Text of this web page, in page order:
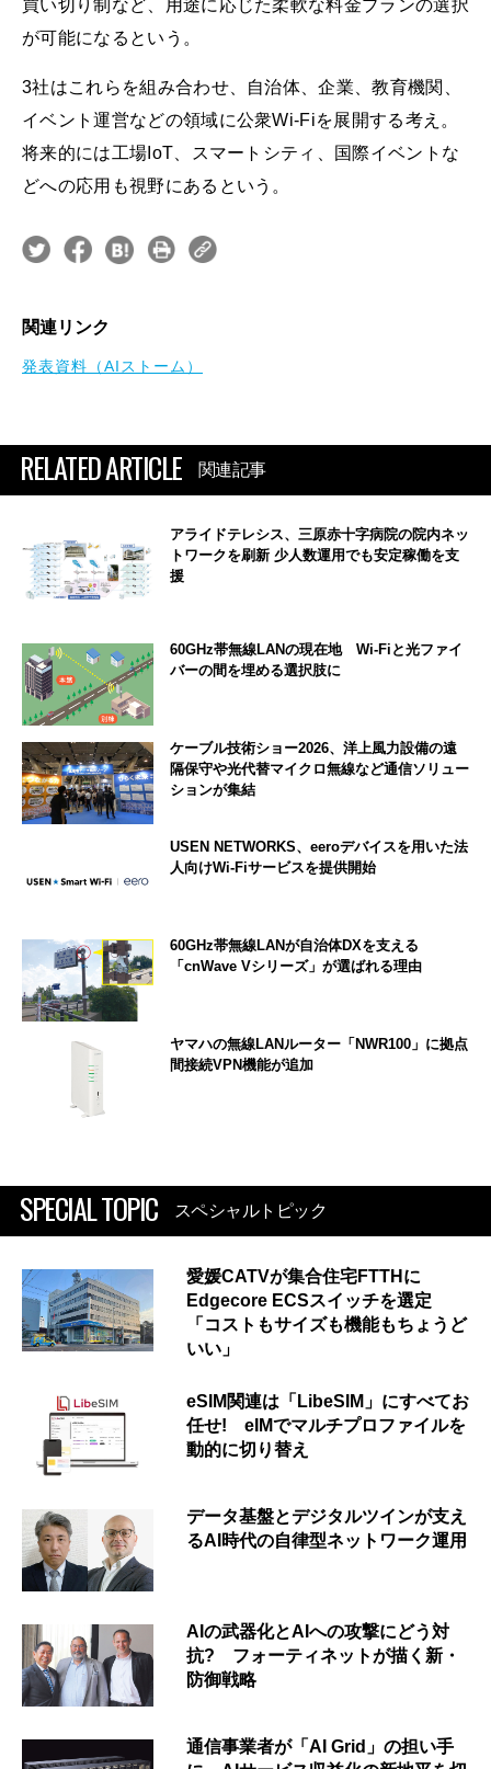
買い切り制など、用途に応じた柔軟な料金プランの選択
が可能になるという。
3社はこれらを組み合わせ、自治体、企業、教育機関、
イベント運営などの領域に公衆Wi-Fiを展開する考え。
将来的には工場IoT、スマートシティ、国際イベントな
どへの応用も視野にあるという。
関連リンク
発表資料（AIストーム）
RELATED ARTICLE 関連記事
アライドテレシス、三原赤十字病院の院内ネッ
トワークを刷新 少人数運用でも安定稼働を支
援
60GHz帯無線LANの現在地 Wi-Fiと光ファイ
バーの間を埋める選択肢に
ケーブル技術ショー2026、洋上風力設備の遠
隔保守や光代替マイクロ無線など通信ソリュー
ションが集結
USEN NETWORKS、eeroデバイスを用いた法
人向けWi-Fiサービスを提供開始
60GHz帯無線LANが自治体DXを支える
「cnWave Vシリーズ」が選ばれる理由
ヤマハの無線LANルーター「NWR100」に拠点
間接続VPN機能が追加
SPECIAL TOPIC スペシャルトピック
愛媛CATVが集合住宅FTTHに
Edgecore ECSスイッチを選定
「コストもサイズも機能もちょうど
いい」
eSIM関連は「LibeSIM」にすべてお
任せ! eIMでマルチプロファイルを
動的に切り替え
データ基盤とデジタルツインが支え
るAI時代の自律型ネットワーク運用
AIの武器化とAIへの攻撃にどう対
抗? フォーティネットが描く新・
防御戦略
通信事業者が「AI Grid」の担い手